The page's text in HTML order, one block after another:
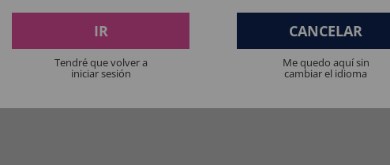
100% POLIÉSTER.
PVC.
IR
Tendré que volver a
iniciar sesión
CANCELAR
Me quedo aquí sin
cambiar el idioma